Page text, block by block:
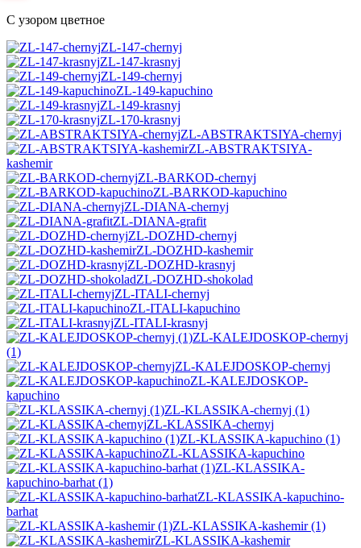
С узором цветное
ZL-147-chernyj
ZL-147-krasnyj
ZL-149-chernyj
ZL-149-kapuchino
ZL-149-krasnyj
ZL-170-krasnyj
ZL-ABSTRAKTSIYA-chernyj
ZL-ABSTRAKTSIYA-
kashemir
ZL-BARKOD-chernyj
ZL-BARKOD-kapuchino
ZL-DIANA-chernyj
ZL-DIANA-grafit
ZL-DOZHD-chernyj
ZL-DOZHD-kashemir
ZL-DOZHD-krasnyj
ZL-DOZHD-shokolad
ZL-ITALI-chernyj
ZL-ITALI-kapuchino
ZL-ITALI-krasnyj
ZL-KALEJDOSKOP-chernyj
(1)
ZL-KALEJDOSKOP-chernyj
ZL-KALEJDOSKOP-
kapuchino
ZL-KLASSIKA-chernyj (1)
ZL-KLASSIKA-chernyj
ZL-KLASSIKA-kapuchino (1)
ZL-KLASSIKA-kapuchino
ZL-KLASSIKA-
kapuchino-barhat (1)
ZL-KLASSIKA-kapuchino-
barhat
ZL-KLASSIKA-kashemir (1)
ZL-KLASSIKA-kashemir